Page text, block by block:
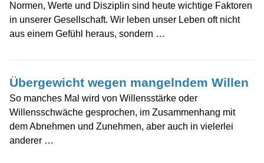
Normen, Werte und Disziplin sind heute wichtige Faktoren
in unserer Gesellschaft. Wir leben unser Leben oft nicht
aus einem Gefühl heraus, sondern …
Übergewicht wegen mangelndem Willen
So manches Mal wird von Willensstärke oder
Willensschwäche gesprochen, im Zusammenhang mit
dem Abnehmen und Zunehmen, aber auch in vielerlei
anderer …